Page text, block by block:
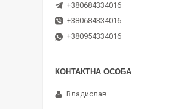
+380684334016
+380684334016
+380954334016
Владислав